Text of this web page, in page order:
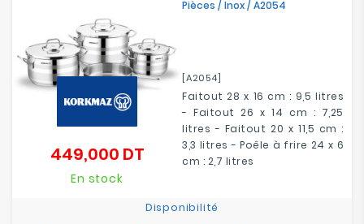
Pièces / Inox / A2054
[A2054]
Faitout 28 x 16 cm : 9,5 litres
- Faitout 26 x 14 cm : 7,25
litres - Faitout 20 x 11,5 cm :
3,3 litres - Poêle à frire 24 x 6
cm : 2,7 litres
449,000 DTPrix
En stock
Disponibilité